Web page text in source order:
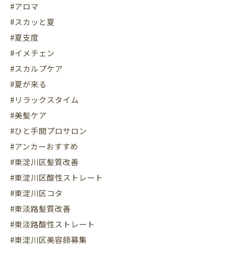
#アロマ
#スカッと夏
#夏支度
#イメチェン
#スカルプケア
#夏が来る
#リラックスタイム
#美髪ケア
#ひと手間プロサロン
#アンカーおすすめ
#東淀川区髪質改善
#東淀川区酸性ストレート
#東淀川区コタ
#東淡路髪質改善
#東淡路酸性ストレート
#東淀川区美容師募集